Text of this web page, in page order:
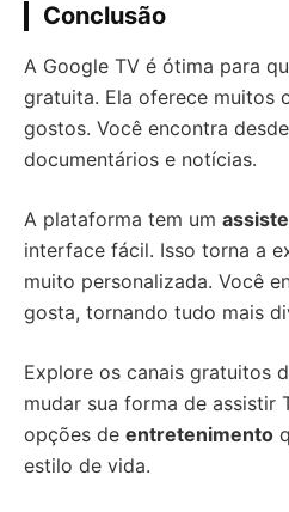
Conclusão
A Google TV é ótima para
gratuita. Ela oferece muitos
gostos. Você encontra
documentários e notícias.
A plataforma tem um
interface fácil. Isso torna a
muito personalizada. Você
gosta, tornando tudo mais
Explore os canais gratuitos
mudar sua forma de assistir
opções de entretenimento
estilo de vida.